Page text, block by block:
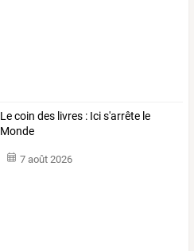
Le coin des livres : Ici s'arrête le
Monde
7 août 2026